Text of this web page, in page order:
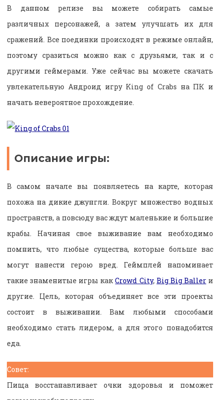
В данном релизе вы можете собирать самые
различных персонажей, а затем улучшать их для
сражений. Все поединки происходят в режиме онлайн,
поэтому сразиться можно как с друзьями, так и с
другими геймерами. Уже сейчас вы можете скачать
увлекательную Андроид игру King of Crabs на ПК и
начать невероятное прохождение.
Описание игры:
В самом начале вы появляетесь на карте, которая
похожа на дикие джунгли. Вокруг множество водных
пространств, а повсюду вас ждут маленькие и большие
крабы. Начиная свое выживание вам необходимо
помнить, что любые существа, которые больше вас
могут нанести герою вред. Геймплей напоминает
такие знаменитые игры какCrowd City, Big Big Ballerи
другие. Цель, которая объединяет все эти проекты
состоит в выживании. Вам любыми способами
необходимо стать лидером, а для этого понадобится
еда.
Совет:
Пища восстанавливает очки здоровья и поможет